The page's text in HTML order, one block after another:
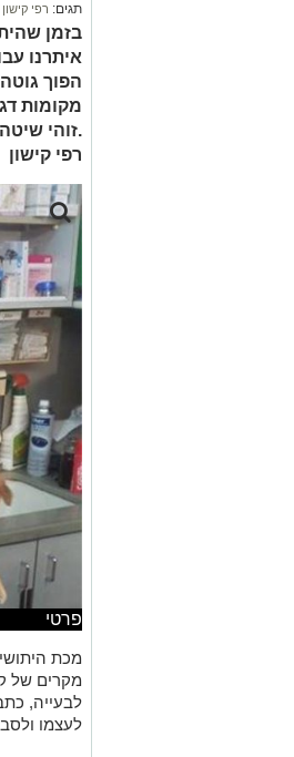
תגים: רפי קישון
בזמן
איתרנו
הפוך
מקומות
.זוהי
רפי קישון
פרטי
מכת
מקרים של
לבעייה,
לעצמו